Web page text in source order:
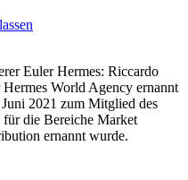
Euler Hermes: Riccardo
World Agency ernannt
2021 zum Mitglied des
für die Bereiche Market
ernannt wurde.